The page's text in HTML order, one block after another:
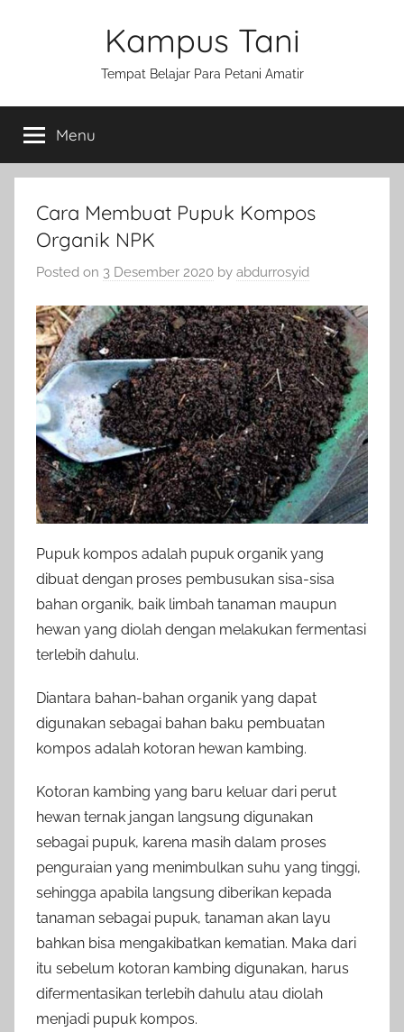
Kampus Tani
Tempat Belajar Para Petani Amatir
Menu
Cara Membuat Pupuk Kompos
Organik NPK
Posted on 3 Desember 2020 by abdurrosyid
Pupuk kompos adalah pupuk organik yang
dibuat dengan proses pembusukan sisa-sisa
bahan organik, baik limbah tanaman maupun
hewan yang diolah dengan melakukan fermentasi
terlebih dahulu.
Diantara bahan-bahan organik yang dapat
digunakan sebagai bahan baku pembuatan
kompos adalah kotoran hewan kambing.
Kotoran kambing yang baru keluar dari perut
hewan ternak jangan langsung digunakan
sebagai pupuk, karena masih dalam proses
penguraian yang menimbulkan suhu yang tinggi,
sehingga apabila langsung diberikan kepada
tanaman sebagai pupuk, tanaman akan layu
bahkan bisa mengakibatkan kematian. Maka dari
itu sebelum kotoran kambing digunakan, harus
difermentasikan terlebih dahulu atau diolah
menjadi pupuk kompos.